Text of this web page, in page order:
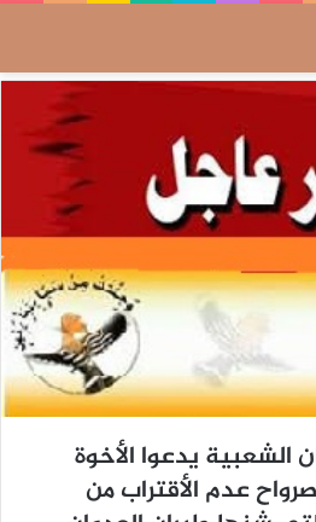
الشعبية يدعوا الأخوة
عدم الأقتراب من